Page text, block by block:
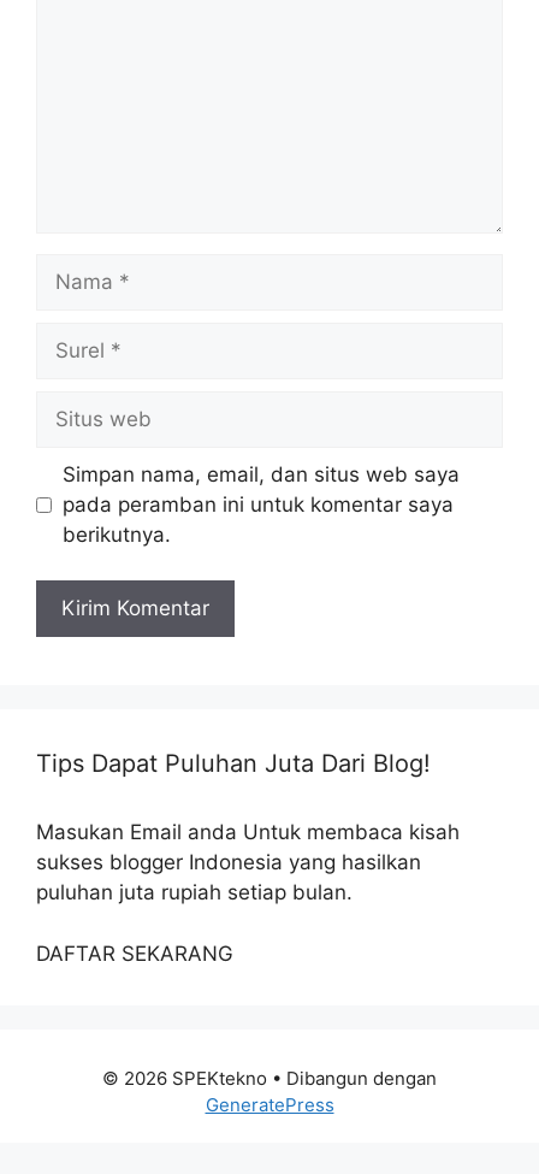
web
Simpan nama, email, dan situs web saya
pada peramban ini untuk komentar saya
berikutnya.
Tips Dapat Puluhan Juta Dari Blog!
Masukan Email anda Untuk membaca kisah
sukses blogger Indonesia yang hasilkan
puluhan juta rupiah setiap bulan.
DAFTAR SEKARANG
© 2026 SPEKtekno • Dibangun dengan
GeneratePress